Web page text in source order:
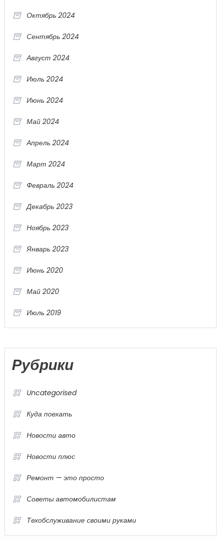
Октябрь 2024
Сентябрь 2024
Август 2024
Июль 2024
Июнь 2024
Май 2024
Апрель 2024
Март 2024
Февраль 2024
Декабрь 2023
Ноябрь 2023
Январь 2023
Июнь 2020
Май 2020
Июль 2019
Рубрики
Uncategorised
Куда поехать
Новости авто
Новости плюс
Ремонт — это просто
Советы автомобилистам
Техобслуживание своими руками